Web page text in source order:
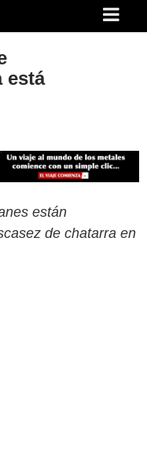
está
están
de chatarra en